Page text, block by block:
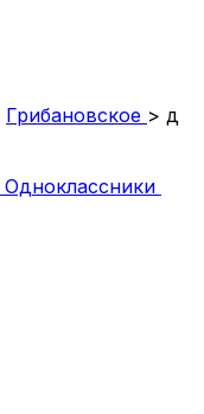
Грибановское > д
Одноклассники